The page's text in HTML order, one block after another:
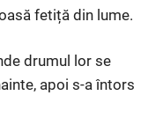
fetiță din lume.
drumul lor se
apoi s-a întors